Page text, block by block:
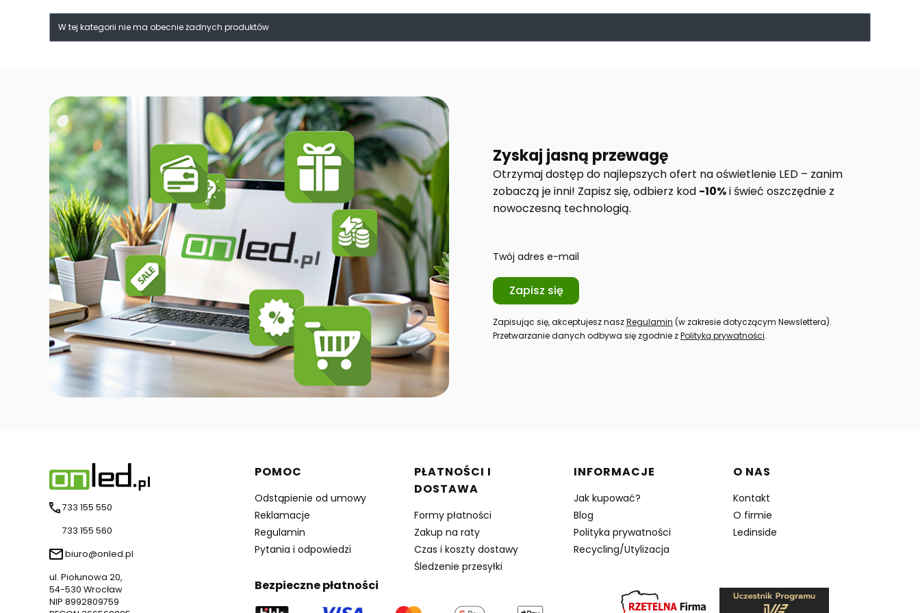
Lista produktów
W tej kategorii nie ma obecnie żadnych produktów
Zyskaj jasną przewagę
Otrzymaj dostęp do najlepszych ofert na oświetlenie LED – zanim
zobaczą je inni! Zapisz się, odbierz kod -10%i świeć oszczędnie z
nowoczesną technologią.
Twój adres e-mail
Zapisz się
Zapisując się, akceptujesz naszRegulamin (w zakresie dotyczącym Newslettera).
Przetwarzanie danych odbywa się zgodnie zPolityką prywatności.
733 155 550
733 155 560
biuro@onled.pl
ul. Piołunowa 20,
54-530 Wrocław
NIP 8992809759
Linki w stopce
POMOC
Odstąpienie od umowy
Reklamacje
Regulamin
Pytania i odpowiedzi
PŁATNOŚCI I
DOSTAWA
Formy płatności
Zakup na raty
Czas i koszty dostawy
Śledzenie przesyłki
INFORMACJE
Jak kupować?
Blog
Polityka prywatności
Recycling/Utylizacja
O NAS
Kontakt
O firmie
Ledinside
Bezpieczne płatności